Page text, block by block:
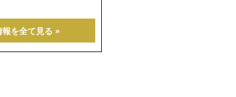
報を全て見る »